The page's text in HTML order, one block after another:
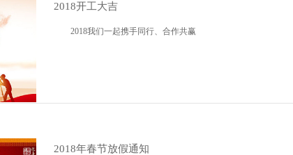
2018开工大吉
2018我们一起携手同行、合作共赢
2018年春节放假通知